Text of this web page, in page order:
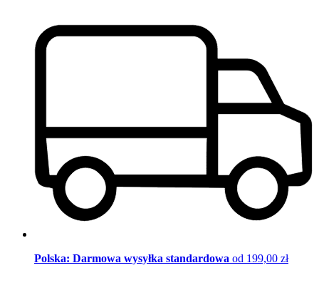
Polska: Darmowa wysyłka standardowa od 199,00 zł